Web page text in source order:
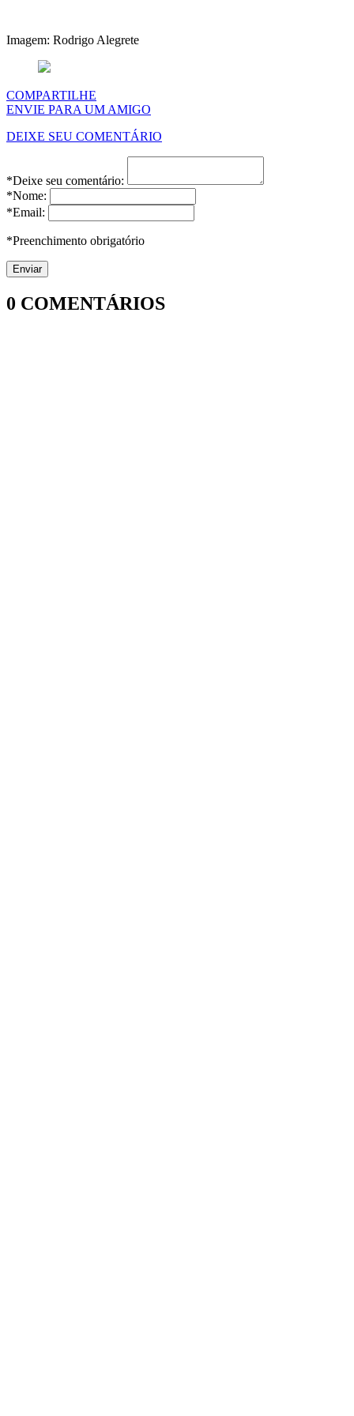
Imagem: Rodrigo Alegrete
COMPARTILHE
ENVIE PARA UM AMIGO
DEIXE SEU COMENTÁRIO
*Deixe seu comentário:
*Nome:
*Email:
*Preenchimento obrigatório
0 COMENTÁRIOS